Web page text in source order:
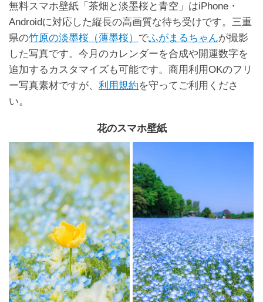
無料スマホ壁紙「茶畑と淡墨桜と青空」はiPhone・
Androidに対応した縦長の高画質な待ち受けです。三重
県の竹原の淡墨桜（薄墨桜） でふがまるちゃんが撮影
した写真です。今月のカレンダーを合成や開運数字を
追加するカスタマイズも可能です。商用利用OKのフリ
ー写真素材ですが、 利用規約を守ってご利用くださ
い。
花のスマホ壁紙